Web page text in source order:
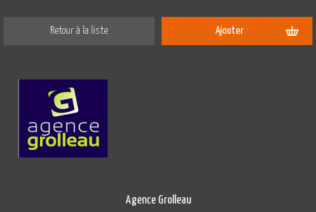
Retour à la liste Ajouter
Agence Grolleau